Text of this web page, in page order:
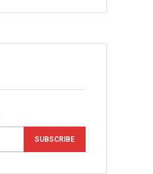
SUBSCRIBE